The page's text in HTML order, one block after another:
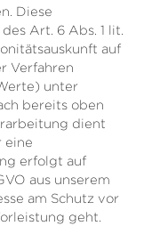
Diese
Art. 6 Abs. 1 lit.
auf
Verfahren
unter
bereits oben
dient
eine
erfolgt auf
aus unserem
am Schutz vor
geht.